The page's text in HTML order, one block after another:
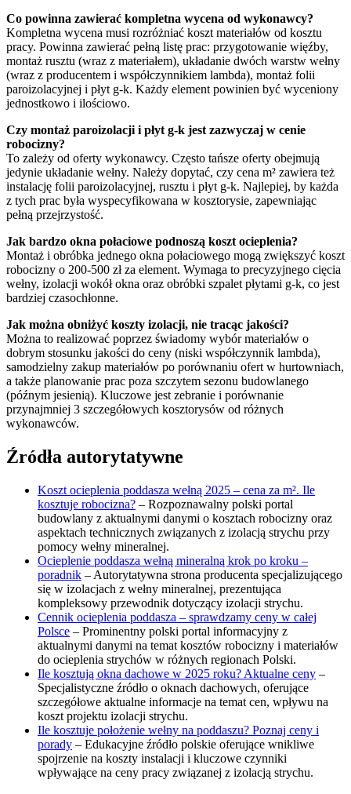
Co powinna zawierać kompletna wycena od wykonawcy?
Kompletna wycena musi rozróżniać koszt materiałów od kosztu
pracy. Powinna zawierać pełną listę prac: przygotowanie więźby,
montaż rusztu (wraz z materiałem), układanie dwóch warstw wełny
(wraz z producentem i współczynnikiem lambda), montaż folii
paroizolacyjnej i płyt g-k. Każdy element powinien być wyceniony
jednostkowo i ilościowo.
Czy montaż paroizolacji i płyt g-k jest zazwyczaj w cenie
robocizny?
To zależy od oferty wykonawcy. Często tańsze oferty obejmują
jedynie układanie wełny. Należy dopytać, czy cena m² zawiera też
instalację folii paroizolacyjnej, rusztu i płyt g-k. Najlepiej, by każda
z tych prac była wyspecyfikowana w kosztorysie, zapewniając
pełną przejrzystość.
Jak bardzo okna połaciowe podnoszą koszt ocieplenia?
Montaż i obróbka jednego okna połaciowego mogą zwiększyć koszt
robocizny o 200-500 zł za element. Wymaga to precyzyjnego cięcia
wełny, izolacji wokół okna oraz obróbki szpalet płytami g-k, co jest
bardziej czasochłonne.
Jak można obniżyć koszty izolacji, nie tracąc jakości?
Można to realizować poprzez świadomy wybór materiałów o
dobrym stosunku jakości do ceny (niski współczynnik lambda),
samodzielny zakup materiałów po porównaniu ofert w hurtowniach,
a także planowanie prac poza szczytem sezonu budowlanego
(późnym jesienią). Kluczowe jest zebranie i porównanie
przynajmniej 3 szczegółowych kosztorysów od różnych
wykonawców.
Źródła autorytatywne
Koszt ocieplenia poddasza wełną 2025 – cena za m². Ile
kosztuje robocizna? – Rozpoznawalny polski portal
budowlany z aktualnymi danymi o kosztach robocizny oraz
aspektach technicznych związanych z izolacją strychu przy
pomocy wełny mineralnej.
Ocieplenie poddasza wełną mineralną krok po kroku –
poradnik – Autorytatywna strona producenta specjalizującego
się w izolacjach z wełny mineralnej, prezentująca
kompleksowy przewodnik dotyczący izolacji strychu.
Cennik ocieplenia poddasza – sprawdzamy ceny w całej
Polsce – Prominentny polski portal informacyjny z
aktualnymi danymi na temat kosztów robocizny i materiałów
do ocieplenia strychów w różnych regionach Polski.
Ile kosztują okna dachowe w 2025 roku? Aktualne ceny –
Specjalistyczne źródło o oknach dachowych, oferujące
szczegółowe aktualne informacje na temat cen, wpływu na
koszt projektu izolacji strychu.
Ile kosztuje położenie wełny na poddaszu? Poznaj ceny i
porady – Edukacyjne źródło polskie oferujące wnikliwe
spojrzenie na koszty instalacji i kluczowe czynniki
wpływające na ceny pracy związanej z izolacją strychu.